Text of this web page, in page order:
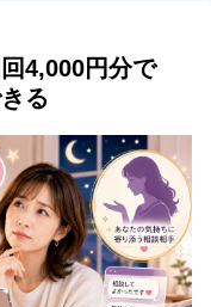
4,000円分で
る